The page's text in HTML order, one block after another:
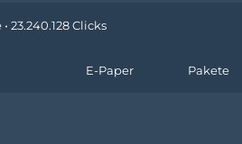
23.240.128 Clicks
E-Paper Pakete